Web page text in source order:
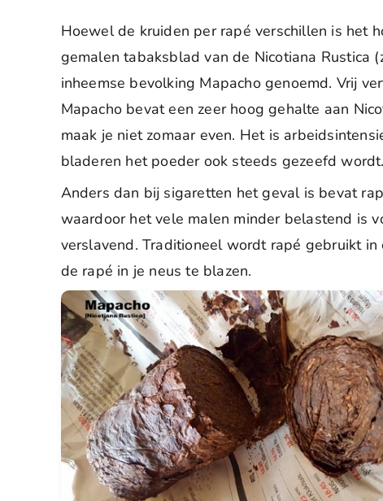
Hoewel de kruiden per rapé verschillen is het
gemalen tabaksblad van de Nicotiana Rustica
inheemse bevolking Mapacho genoemd. Vrij
Mapacho bevat een zeer hoog gehalte aan
maak je niet zomaar even. Het is
bladeren het poeder ook steeds gezeefd
Anders dan bij sigaretten het geval is bevat
waardoor het vele malen minder belastend is
verslavend. Traditioneel wordt rapé gebruikt
de rapé in je neus te blazen.